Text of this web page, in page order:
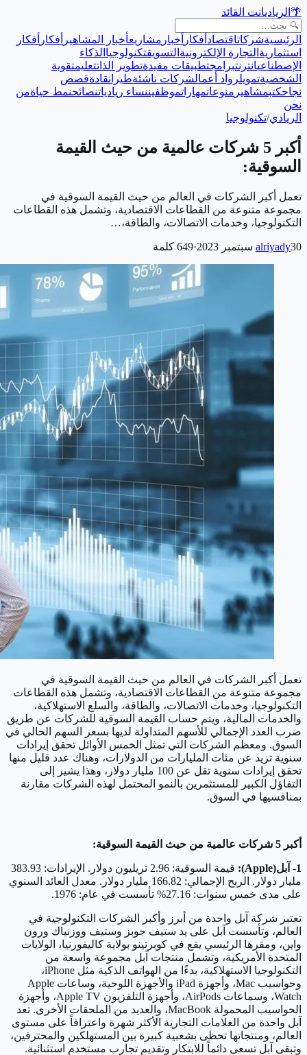
🌴 الرياديانت القائد
الرئيسيةشركاتاقتصاد أفكار أخبار مشاريعأخبار المشاهير أفكار أفكار
استثمارية التجارة الإلكترونية التسويقتكنولوجيا الذكاء
الإصطناعيانترنتبرامجتطبيقات مفيدةتطوير الذاتتعليمتقوية
الشخصيةتمويلرواد أعمالشركات ناشئةطيرانقادةقصص
نجاحكتبمشاهير منوعاتمهاراتموظفيننساء ريادياتنصائحنمط حياةمن
نحن
الريادي/تكنولوجيا
أكبر 5 شركات عالمية من حيث القيمة
السوقية:
تعمل أكبر الشركات في العالم من حيث القيمة السوقية في
مجموعة متنوعة من القطاعات الاقتصادية، وتشمل هذه القطاعات
التكنولوجيا، وخدمات الاتصالات، والطاقة،…
alriyady30 سبتمبر 2023 ·
649 كلمة
تعمل أكبر الشركات في العالم من حيث القيمة السوقية في
مجموعة متنوعة من القطاعات الاقتصادية، وتشمل هذه القطاعات
التكنولوجيا، وخدمات الاتصالات، والطاقة، والسلع الاستهلاكية،
والخدمات المالية، ويتم حساب القيمة السوقية للشركات عن طريق
ضرب العدد الإجمالي للأسهم المتداولة لديها بسعر السهم الحالي في
السوق. ومعظم الشركات التي تمثل الخمس الأوائل تحقق إيرادات
سنوية تزيد عن مئات المليارات من الدولارات، وهناك عدد قليل منها
تحقق إيرادات سنوية تقل عن 100 مليار دولار، وهذا يشير إلى
التفاؤل الكبير للمستثمرين بالنمو المحتمل لهذه الشركات مقارنة
بمنافسيها في السوق.
أكبر 5 شركات عالمية من حيث القيمة السوقية:
1- آبل(Apple):
قيمة السوقية: 2.96 تريليون دولار. الإيرادات: 383.93
مليار دولار. الربح الإجمالي: 166.82 مليار دولار. معدل العائد السنوي
على مدى خمس سنوات: 27.16% تأسست في عام: 1976.
تعتبر شركة آبل واحدة من أبرز وأكبر الشركات التكنولوجية في
العالم، وتأسست آبل على يد ستيف جوبز وستيف ووزنياك ورون
واين، ومقرها الرئيسي يقع في كوبرتينو بولاية كاليفورنيا، الولايات
المتحدة الأمريكية، وتشمل منتجات آبل مجموعة واسعة من
التكنولوجيا الاستهلاكية، بدءًا من الهواتف الذكية مثل iPhone،
وحواسيب Mac، وأجهزة iPad والأجهزة اللوحية، وساعات Apple
Watch، وسماعات AirPods، وأجهزة التلفزيون Apple TV، وأجهزة
الحواسيب المحمولة MacBook، والعديد من الملحقات الأخرى. تعد
آبل واحدة من العلامات التجارية الأكثر شهرة واعترافاً على مستوى
العالم، ومنتجاتها تحظى بشعبية كبيرة بين المستهلكين والمحترفين،
وتبقى آبل تسعى دائماً للابتكار وتقديم تجارب مستخدم استثنائية.